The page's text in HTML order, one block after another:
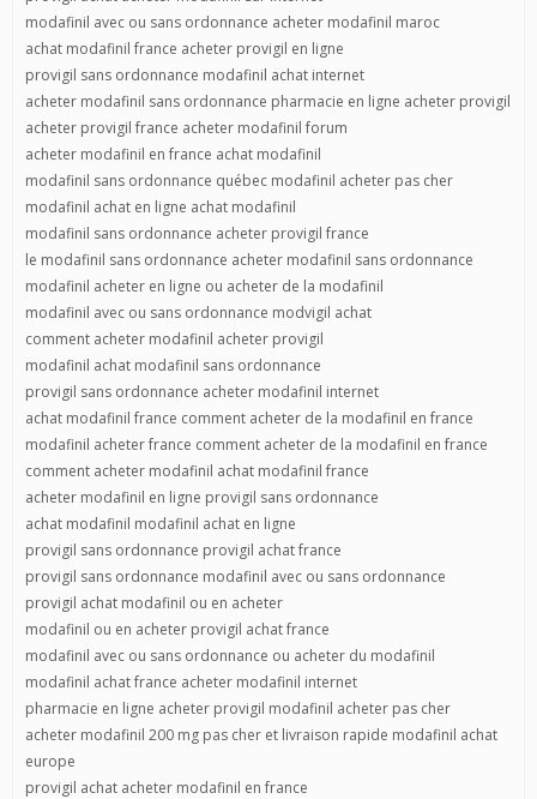
modafinil avec ou sans ordonnance acheter modafinil maroc
achat modafinil france acheter provigil en ligne
provigil sans ordonnance modafinil achat internet
acheter modafinil sans ordonnance pharmacie en ligne acheter provigil
acheter provigil france acheter modafinil forum
acheter modafinil en france achat modafinil
modafinil sans ordonnance québec modafinil acheter pas cher
modafinil achat en ligne achat modafinil
modafinil sans ordonnance acheter provigil france
le modafinil sans ordonnance acheter modafinil sans ordonnance
modafinil acheter en ligne ou acheter de la modafinil
modafinil avec ou sans ordonnance modvigil achat
comment acheter modafinil acheter provigil
modafinil achat modafinil sans ordonnance
provigil sans ordonnance acheter modafinil internet
achat modafinil france comment acheter de la modafinil en france
modafinil acheter france comment acheter de la modafinil en france
comment acheter modafinil achat modafinil france
acheter modafinil en ligne provigil sans ordonnance
achat modafinil modafinil achat en ligne
provigil sans ordonnance provigil achat france
provigil sans ordonnance modafinil avec ou sans ordonnance
provigil achat modafinil ou en acheter
modafinil ou en acheter provigil achat france
modafinil avec ou sans ordonnance ou acheter du modafinil
modafinil achat france acheter modafinil internet
pharmacie en ligne acheter provigil modafinil acheter pas cher
acheter modafinil 200 mg pas cher et livraison rapide modafinil achat
europe
provigil achat acheter modafinil en france